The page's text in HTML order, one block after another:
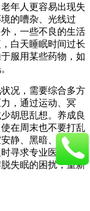
年人更容易出现失
的嘈杂、光线过
，一些不良的生活
白天睡眠时间过长
服用某些药物，如
况，需要综合多方
，通过运动、冥
胡思乱想。养成良
在周末也不要打乱
静、黑暗、凉爽。
寻求专业医生的帮
失眠的困扰，重新